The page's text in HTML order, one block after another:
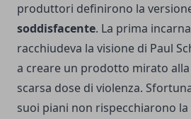
produttori definirono la
soddisfacente. La prima
racchiudeva la visione di Paul
a creare un prodotto mirato alla
scarsa dose di violenza.
suoi piani non rispecchiarono la